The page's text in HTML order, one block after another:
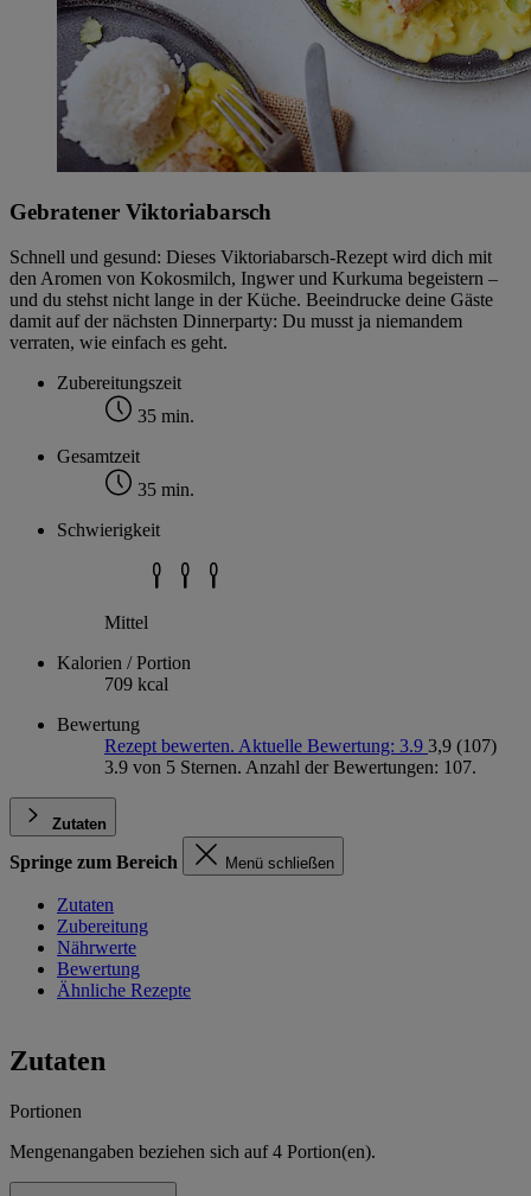
Gebratener Viktoriabarsch
Schnell und gesund: Dieses Viktoriabarsch-Rezept wird dich mit
den Aromen von Kokosmilch, Ingwer und Kurkuma begeistern –
und du stehst nicht lange in der Küche. Beeindrucke deine Gäste
damit auf der nächsten Dinnerparty: Du musst ja niemandem
verraten, wie einfach es geht.
Zubereitungszeit
35 min.
Gesamtzeit
35 min.
Schwierigkeit
Mittel
Kalorien / Portion
709 kcal
Bewertung
Rezept bewerten. Aktuelle Bewertung: 3.9 3,9 (107)
3.9 von 5 Sternen. Anzahl der Bewertungen: 107.
Zutaten
Springe zum Bereich Menü schließen
Zutaten
Zubereitung
Nährwerte
Bewertung
Ähnliche Rezepte
Zutaten
Portionen
Mengenangaben beziehen sich auf4 Portion(en).